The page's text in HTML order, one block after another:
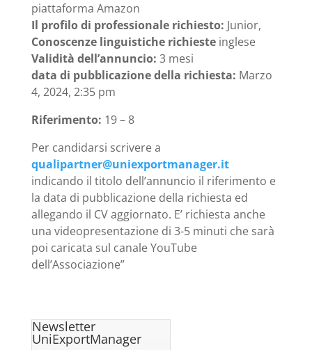
piattaforma Amazon
Il profilo di professionale richiesto: Junior,
Conoscenze linguistiche richiesteinglese
Validità dell’annuncio: 3 mesi
data di pubblicazione della richiesta: Marzo
4, 2024, 2:35 pm
Riferimento: 19 – 8
Per candidarsi scrivere a
qualipartner@uniexportmanager.it
indicando il titolo dell’annuncio il riferimento e
la data di pubblicazione della richiesta ed
allegando il CV aggiornato. E’ richiesta anche
una videopresentazione di 3-5 minuti che sarà
poi caricata sul canale YouTube
dell’Associazione”
Newsletter
UniExportManager